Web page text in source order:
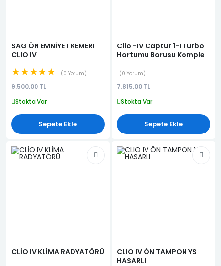
SAG ÖN EMNİYET KEMERI
CLIO IV
★★★★★ 0 Yorum
9.500,00 TL
Stokta Var
Sepete Ekle
Clio -IV Captur 1-I Turbo
Hortumu Borusu Komple
0 Yorum
7.815,00 TL
Stokta Var
Sepete Ekle
CLİO IV KLİMA RADYATÖRÜ
CLIO IV ÖN TAMPON YS
HASARLI